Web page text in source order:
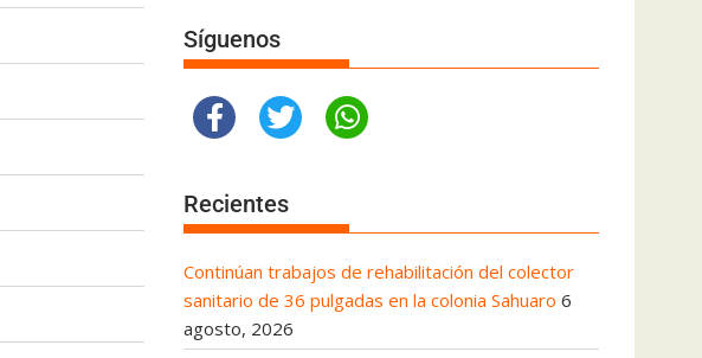
Síguenos
Recientes
Continúan trabajos de rehabilitación del colector
sanitario de 36 pulgadas en la colonia Sahuaro 6
agosto, 2026